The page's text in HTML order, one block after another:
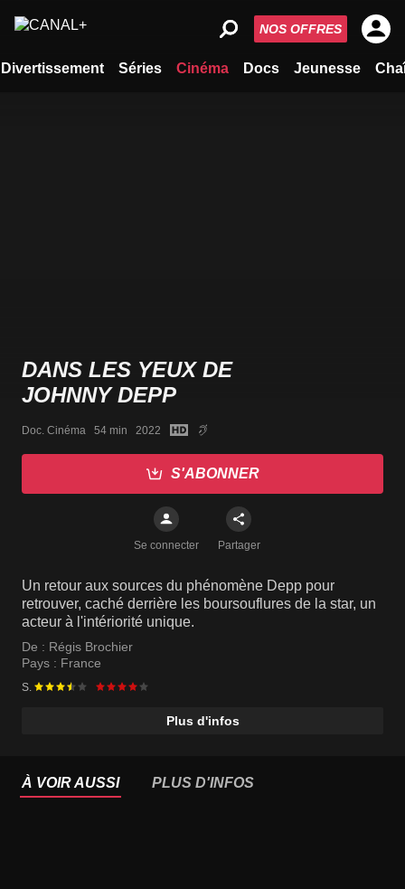
Divertissement Séries Cinéma Docs Jeunesse
NOS OFFRES
DANS LES YEUX DE
JOHNNY DEPP
Doc. Cinéma   54 min   2022
S'ABONNER
Se connecter Partager
Un retour aux sources du phénomène Depp pour
retrouver, caché derrière les boursouflures de la star, un
acteur à l'intériorité unique.
De : Régis Brochier
Pays : France
S.
Plus d'infos
À VOIR AUSSI PLUS D'INFOS